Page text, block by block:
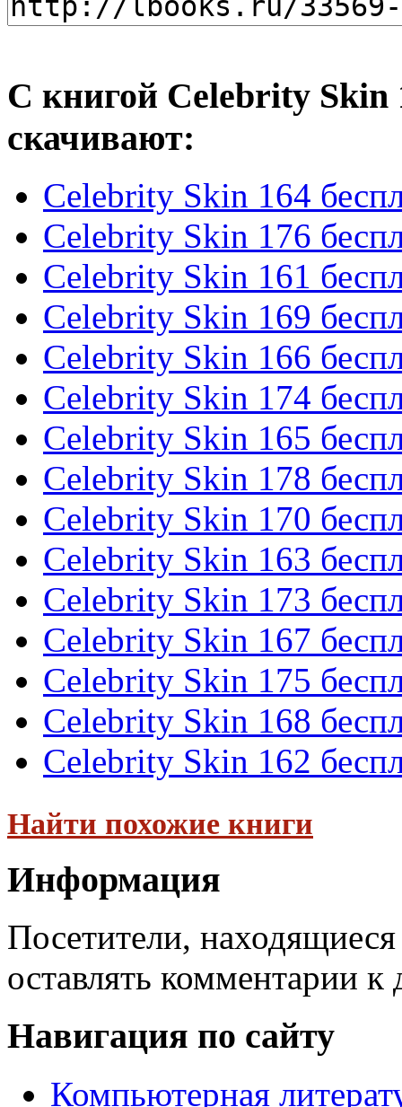
С книгой Celebrity Skin
скачивают:
Celebrity Skin 164
Celebrity Skin 176
Celebrity Skin 161
Celebrity Skin 169
Celebrity Skin 166
Celebrity Skin 174
Celebrity Skin 165
Celebrity Skin 178
Celebrity Skin 170
Celebrity Skin 163
Celebrity Skin 173
Celebrity Skin 167
Celebrity Skin 175
Celebrity Skin 168
Celebrity Skin 162
Найти похожие книги
Информация
Посетители,
оставлять комментарии к
Навигация по сайту
Компьютерная